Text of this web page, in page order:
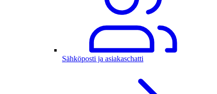
Sähköposti ja asiakaschatti